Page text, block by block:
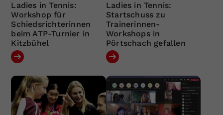
Ladies in Tennis:
Workshop für
Schiedsrichterinnen
beim ATP-Turnier in
Kitzbühel
Ladies in Tennis:
Startschuss zu
Trainerinnen-
Workshops in
Pörtschach gefallen